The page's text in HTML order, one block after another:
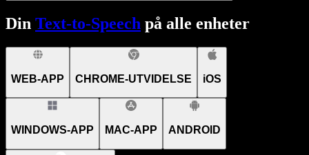
Din Text-to-Speech på alle enheter
WEB-APP CHROME-UTVIDELSE iOS
WINDOWS-APP MAC-APP ANDROID